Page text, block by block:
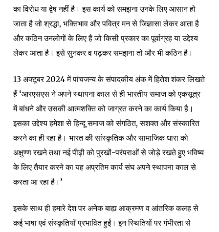
का विरोध या द्वेष नहीं है। इस कार्य को समझना उनके लिए आसान हो
जाता है जो श्रद्धा, भक्तिभाव और पवित्र मन से जिज्ञासा लेकर आता है
और कठिन उनलोगों के लिए है जो किसी प्रकार का पूर्वाग्रह या उद्देश्य
लेकर आता है। इसे सुनकर व पढ़कर समझना तो और भी कठिन है।
13 अक्टूबर 2024 में पांचजन्य के संपादकीय अंक में हितेश शंकर लिखते
हैं ‘आरएसएस ने अपने स्थापना काल से ही भारतीय समाज को एकसूत्र
में बांधने और उसकी आत्मशक्ति को जाग्रत करने का कार्य किया है।
इसका उद्देश्य हमेशा से हिन्दू समाज को संगठित, सशक्त और संस्कारित
करने का ही रहा है। भारत की सांस्कृतिक और सामाजिक धारा को
अक्षुण्ण रखने तथा नई पीढ़ी को पुरखों-परंपराओं से जोड़े रखते हुए भविष्य
के लिए तैयार करने का यह अप्रतिम कार्य संघ अपने स्थापना काल से
करता आ रहा है।’
इसके साथ ही हमारे देश पर अनेक बाह्य आक्रमण व आंतरिक कलह से
कई भाषा एवं संस्कृतियाँ प्रभावित हुईं। इन स्थितियों पर गंभीरता से